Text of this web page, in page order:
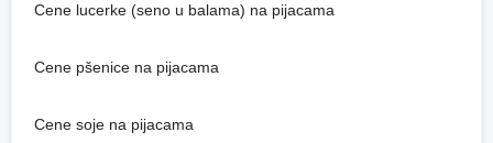
Cene lucerke (seno u balama) na pijacama
Cene pšenice na pijacama
Cene soje na pijacama